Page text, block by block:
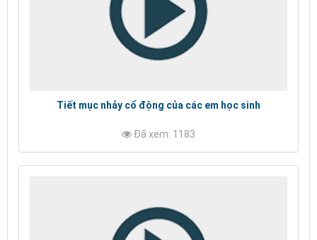
Tiết mục nhảy cổ động của các em học sinh
Đã xem: 1183